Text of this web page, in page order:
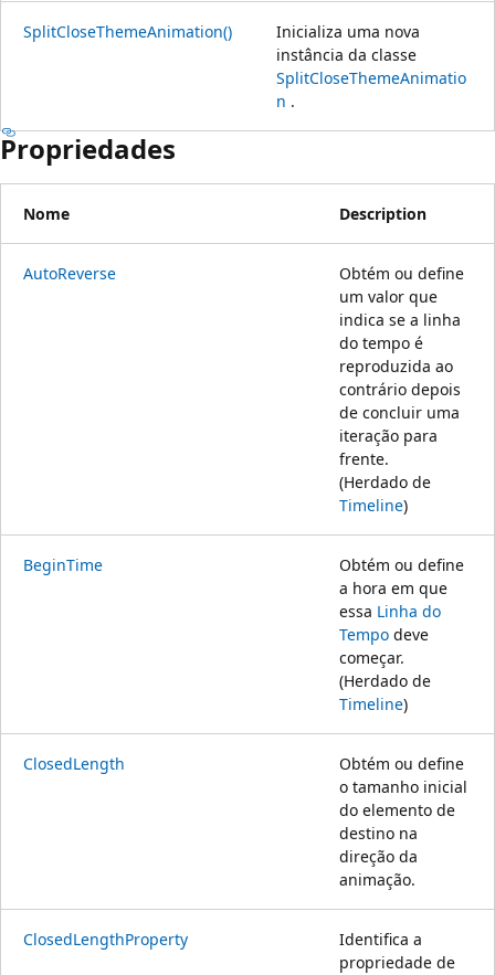
SplitCloseThemeAnimation()
Inicializa uma nova
instância da classe
SplitCloseThemeAnimatio
n .
Propriedades
Nome Description
AutoReverse
Obtém ou define
um valor que
indica se a linha
do tempo é
reproduzida ao
contrário depois
de concluir uma
iteração para
frente.
(Herdado de
Timeline)
BeginTime
Obtém ou define
a hora em que
essa Linha do
Tempo deve
começar.
(Herdado de
Timeline)
ClosedLength
Obtém ou define
o tamanho inicial
do elemento de
destino na
direção da
animação.
ClosedLengthProperty
Identifica a
propriedade de